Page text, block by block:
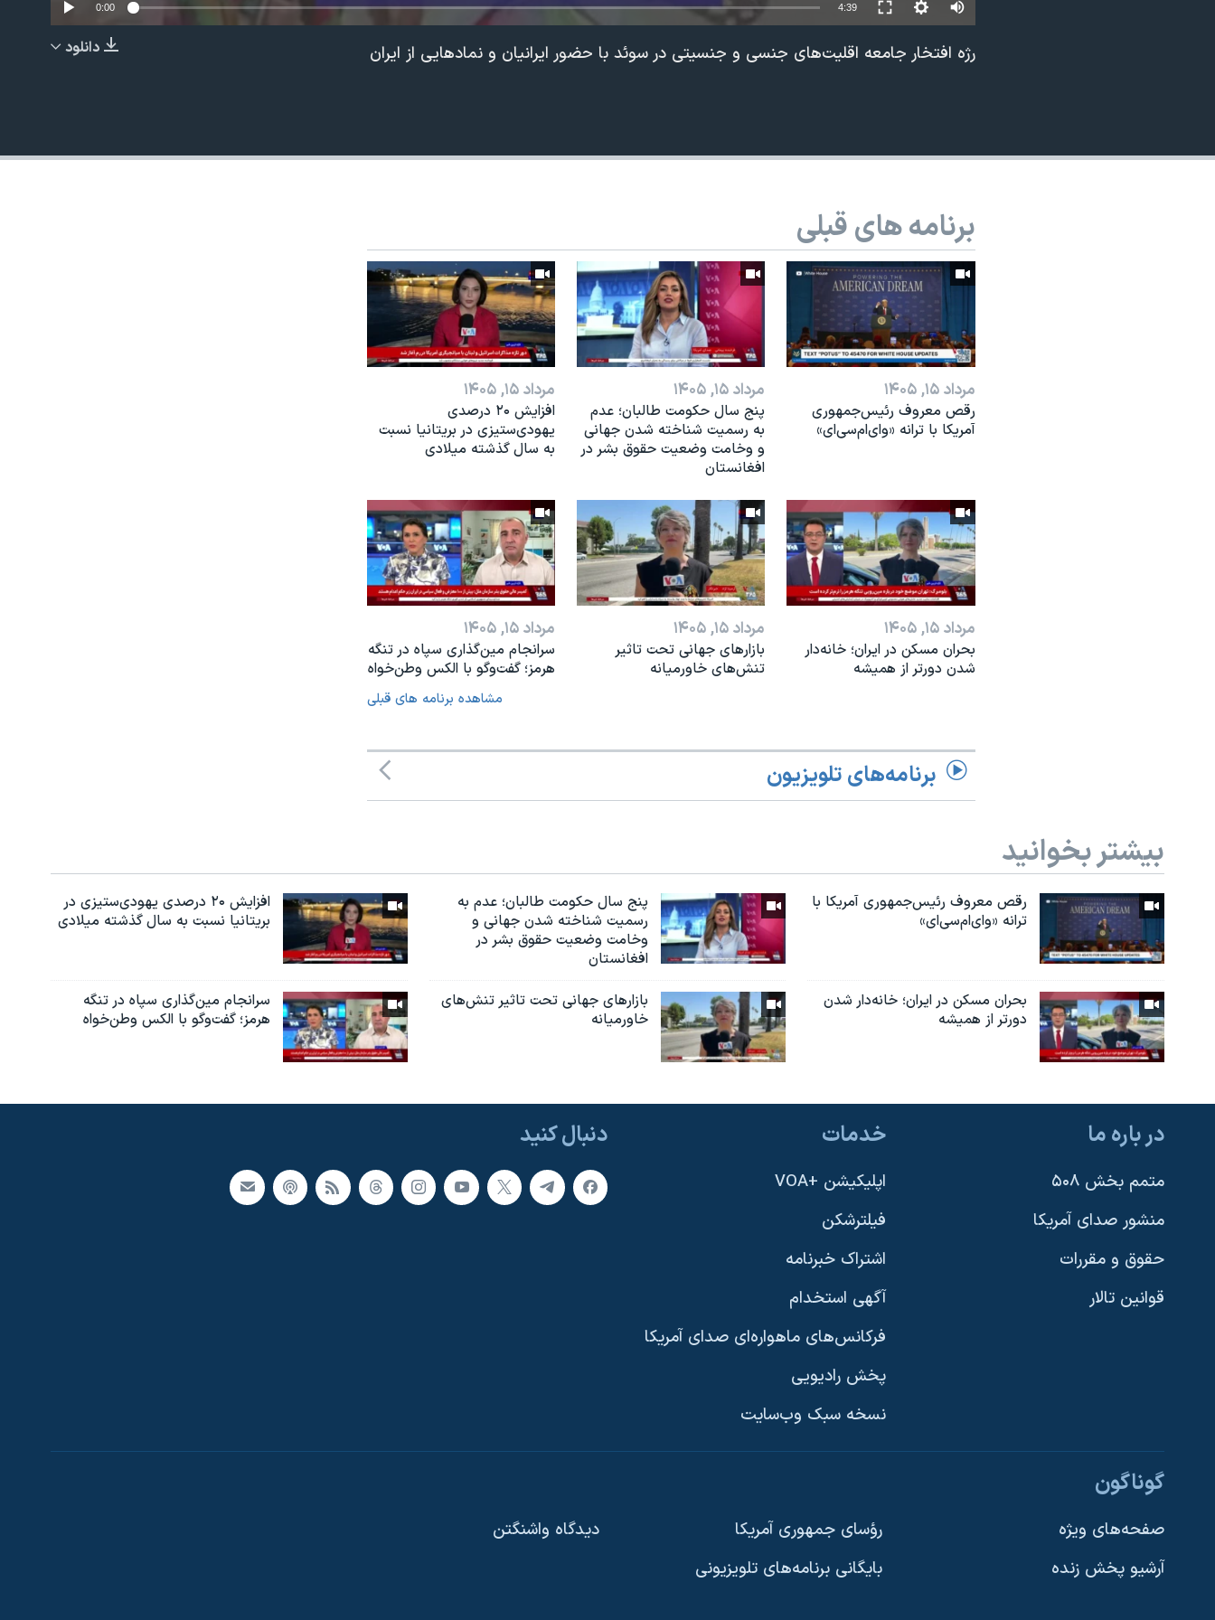
دنبال کنید
زبانهای مختلف
EMBED
0:00 4:39
دانلود رژه‌ افتخار جامعه اقلیت‌های جنسی و جنسیتی در سوئد با حضور ایرانیان و نمادهایی از ایران
برنامه های قبلی
مرداد ۱۵, ۱۴۰۵
رقص معروف رئیس‌جمهوری
آمریکا با ترانه «وای‌ام‌سی‌ای»
مرداد ۱۵, ۱۴۰۵
پنج سال حکومت طالبان؛ عدم
به رسمیت شناخته شدن جهانی
و وخامت وضعیت حقوق بشر در
افغانستان
مرداد ۱۵, ۱۴۰۵
افزایش ۲۰ درصدی
یهودی‌ستیزی در بریتانیا نسبت
به سال گذشته میلادی
مرداد ۱۵, ۱۴۰۵
بحران مسکن در ایران؛ خانه‌دار
شدن دورتر از همیشه
مرداد ۱۵, ۱۴۰۵
بازارهای جهانی تحت تاثیر
تنش‌های خاورمیانه
مرداد ۱۵, ۱۴۰۵
سرانجام مین‌گذاری‌ سپاه در تنگه
هرمز؛ گفت‌وگو با الکس وطن‌خواه
مشاهده برنامه های قبلی
برنامه‌های تلویزیون
بیشتر بخوانید
رقص معروف رئیس‌جمهوری آمریکا با
ترانه «وای‌ام‌سی‌ای»
پنج سال حکومت طالبان؛ عدم به
رسمیت شناخته شدن جهانی و
وخامت وضعیت حقوق بشر در
افغانستان
افزایش ۲۰ درصدی یهودی‌ستیزی در
بریتانیا نسبت به سال گذشته میلادی
بحران مسکن در ایران؛ خانه‌دار شدن
دورتر از همیشه
بازارهای جهانی تحت تاثیر تنش‌های
خاورمیانه
سرانجام مین‌گذاری‌ سپاه در تنگه
هرمز؛ گفت‌وگو با الکس وطن‌خواه
دنبال کنید در باره ما
متمم بخش ۵۰۸
منشور صدای آمریکا
حقوق و مقررات
قوانین تالار
خدمات
اپلیکیشن +VOA
فیلترشکن
اشتراک خبرنامه
آگهی استخدام
فرکانس‌های ماهواره‌ای صدای آمریکا
پخش رادیویی
نسخه سبک وب‌سایت
گوناگون
صفحه‌های ویژه
آرشیو پخش زنده
رؤسای جمهوری آمریکا
بایگانی برنامه‌های تلویزیونی
دیدگاه‌ واشنگتن